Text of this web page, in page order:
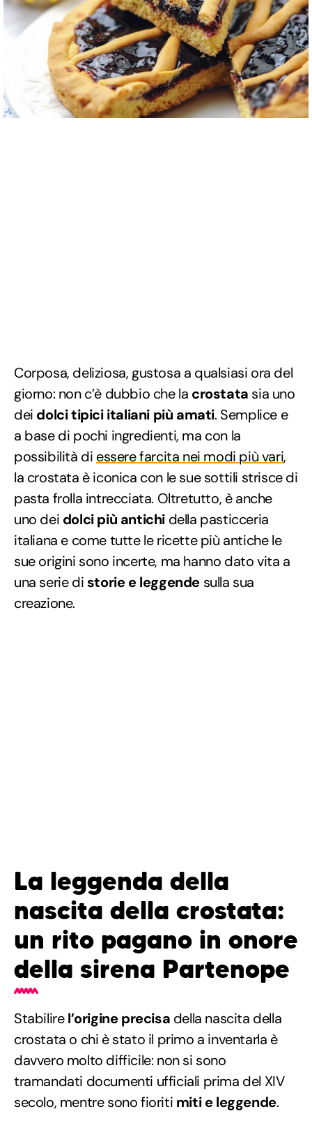
Corposa, deliziosa, gustosa a qualsiasi ora del
giorno: non c’è dubbio che la crostata sia uno
dei dolci tipici italiani più amati. Semplice e
a base di pochi ingredienti, ma con la
possibilità di essere farcita nei modi più vari,
la crostata è iconica con le sue sottili strisce di
pasta frolla intrecciata. Oltretutto, è anche
uno dei dolci più antichi della pasticceria
italiana e come tutte le ricette più antiche le
sue origini sono incerte, ma hanno dato vita a
una serie di storie e leggende sulla sua
creazione.
La leggenda della
nascita della crostata:
un rito pagano in onore
della sirena Partenope
Stabilirel’origine precisa della nascita della
crostata o chi è stato il primo a inventarla è
davvero molto difficile: non si sono
tramandati documenti ufficiali prima del XIV
secolo, mentre sono fioriti miti e leggende.